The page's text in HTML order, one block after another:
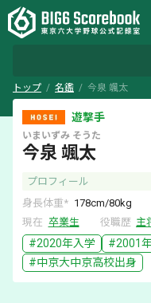
トップ 名鑑 今泉 颯太
遊撃手
今泉 颯太
いまいずみ そうた
プロフィール
身長体重* 178cm/80kg
現在 卒業生 役職歴 主
#2020年入学 #2001
#中京大中京高校出身